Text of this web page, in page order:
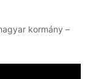
kormány –